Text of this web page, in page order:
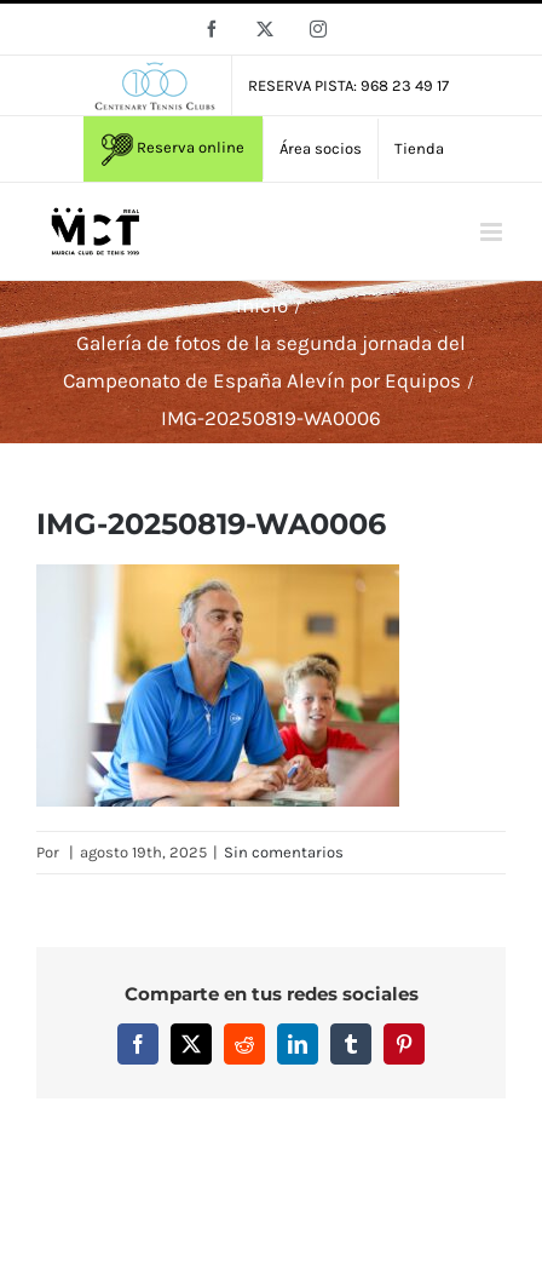
Facebook Instagram
RESERVA PISTA: 968 23 49 17
Reserva online Área socios Tienda
Inicio
Galería de fotos de la segunda jornada del
Campeonato de España Alevín por Equipos
IMG-20250819-WA0006
IMG-20250819-WA0006
Por | agosto 19th, 2025 | Sin comentarios
Comparte en tus redes sociales
Facebook
X RedditLinkedInTumblrPinterest